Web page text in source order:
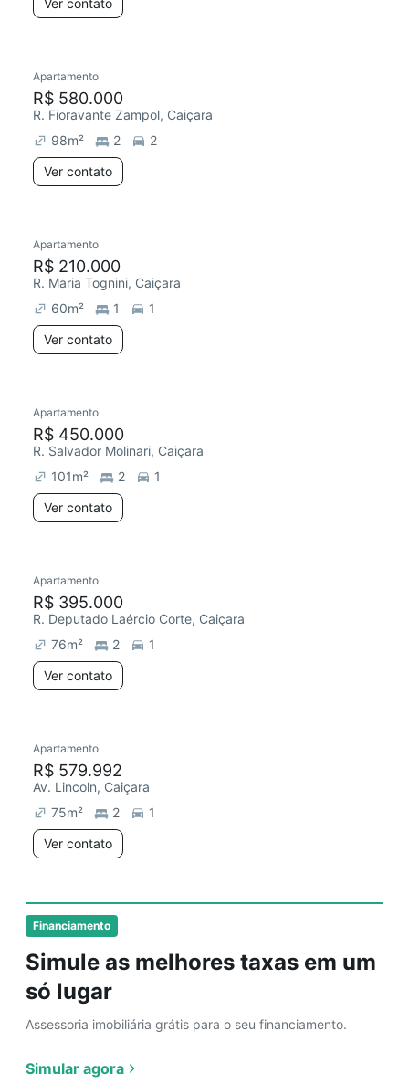
Financiamento
Simule as melhores taxas em um
só lugar
Assessoria imobiliária grátis para o seu financiamento.
Simular agora
Ver contato
Apartamento
R$ 580.000
R. Fioravante Zampol, Caiçara
98m² 2
2
Ver contato
Apartamento
R$ 210.000
R. Maria Tognini, Caiçara
60m² 1
1
Ver contato
Apartamento
R$ 450.000
R. Salvador Molinari, Caiçara
101m² 2
1
Ver contato
Apartamento
R$ 395.000
R. Deputado Laércio Corte, Caiçara
76m² 2
1
Ver contato
Apartamento
R$ 579.992
Av. Lincoln, Caiçara
75m² 2
1
Ver contato